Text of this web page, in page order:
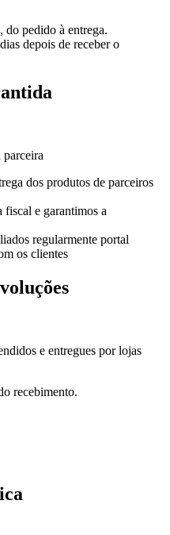
do pedido à entrega.
depois de receber o
dos produtos de parceiros
fiscal e garantimos a
regularmente portal
os clientes
e entregues por lojas
recebimento.